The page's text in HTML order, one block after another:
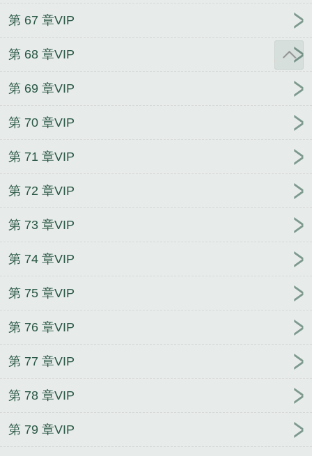
第 67 章VIP
第 68 章VIP
第 69 章VIP
第 70 章VIP
第 71 章VIP
第 72 章VIP
第 73 章VIP
第 74 章VIP
第 75 章VIP
第 76 章VIP
第 77 章VIP
第 78 章VIP
第 79 章VIP